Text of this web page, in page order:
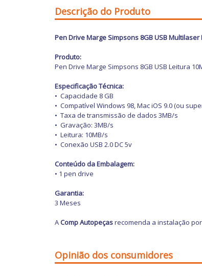
Descrição do Produto
Pen Drive Marge Simpsons 8GB USB Multilaser
Produto:
Pen Drive Marge Simpsons 8GB USB Leitura
Especificação Técnica:
• Capacidade 8 GB
• Compatível Windows 98, Mac iOS 9.0 (ou
• Taxa de transmissão de dados 3MB/s
• Gravação: 3MB/s
• Leitura: 10MB/s
• Conexão USB 2.0 DC 5v
Conteúdo da Embalagem:
• 1 pen drive
Garantia:
3 Meses
AComp Autopeçasrecomenda a instalação
Opinião dos consumidores